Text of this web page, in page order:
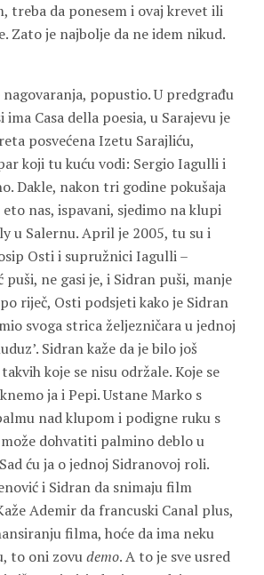
treba da ponesem i ovaj krevet ili
Zato je najbolje da ne idem nikud.
popustio. U predgrađu
ima Casa della poesia, u Sarajevu je
posvećenaIzetu Sarajliću,
koji tu kuću vodi: Sergio Iagullii
. Dakle, nakon tri godine pokušaja
eto nas, ispavani, sjedimo na klupi
u Salernu. April je 2005, tu su i
Ostii supružnici Iagulli –
puši, ne gasi je, i Sidran puši, manje
riječ, Osti podsjeti kako je Sidran
svoga strica željezničara u jednoj
Sidran kaže da je bilo još
koje se nisu održale. Koje se
ja i Pepi. Ustane Marko s
nad klupom i podigne ruku s
dohvatiti palmino deblo u
ću ja o jednoj Sidranovoj roli.
i Sidran da snimaju film
Ademir da francuski Canal plus,
filma, hoće da ima neku
to oni zovudemo. A to je sve usred